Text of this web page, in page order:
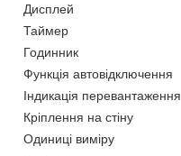
Дисплей
Таймер
Годинник
Функція автовідключення
Індикація перевантаження
Кріплення на стіну
Одиниці виміру